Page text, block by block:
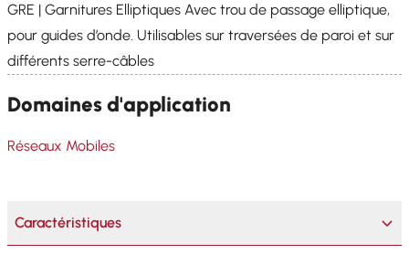
GRE | Garnitures Elliptiques Avec trou de passage elliptique,
pour guides d’onde. Utilisables sur traversées de paroi et sur
différents serre-câbles
Domaines d'application
Réseaux Mobiles
Caractéristiques